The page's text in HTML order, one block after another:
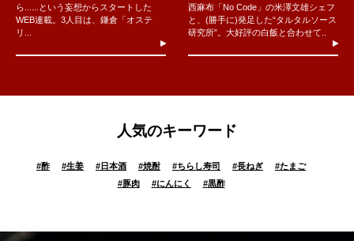
ら......という妄想からスタートした
WEB連載。3人目は、鎌倉「オステ
リ...
西麻布「No Code」の米澤文雄シェフ
と、(勝手に)発足した“タルタルソース
研究所”。大好評の白飯と合わせて..
人気のキーワード
#酢 #生姜 #日本酒 #焼酎 #ちらし寿司 #長ねぎ #たまご
#豚肉 #にんにく #黒酢